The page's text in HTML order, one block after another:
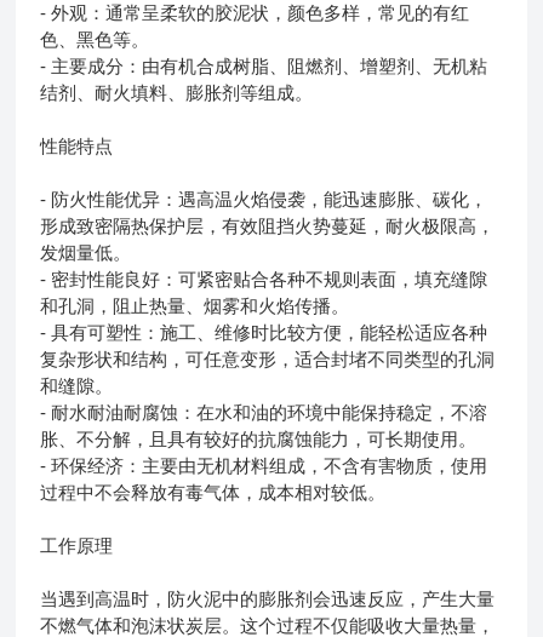
- 外观：通常呈柔软的胶泥状，颜色多样，常见的有红
色、黑色等。
- 主要成分：由有机合成树脂、阻燃剂、增塑剂、无机粘
结剂、耐火填料、膨胀剂等组成。
性能特点
- 防火性能优异：遇高温火焰侵袭，能迅速膨胀、碳化，
形成致密隔热保护层，有效阻挡火势蔓延，耐火极限高，
发烟量低。
- 密封性能良好：可紧密贴合各种不规则表面，填充缝隙
和孔洞，阻止热量、烟雾和火焰传播。
- 具有可塑性：施工、维修时比较方便，能轻松适应各种
复杂形状和结构，可任意变形，适合封堵不同类型的孔洞
和缝隙。
- 耐水耐油耐腐蚀：在水和油的环境中能保持稳定，不溶
胀、不分解，且具有较好的抗腐蚀能力，可长期使用。
- 环保经济：主要由无机材料组成，不含有害物质，使用
过程中不会释放有毒气体，成本相对较低。
工作原理
当遇到高温时，防火泥中的膨胀剂会迅速反应，产生大量
不燃气体和泡沫状炭层。这个过程不仅能吸收大量热量，